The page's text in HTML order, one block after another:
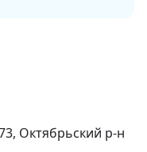
Октябрьский р-н